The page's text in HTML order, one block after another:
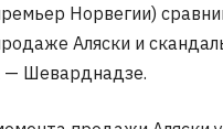
Норвегии)
Аляски и
— Шеварднадзе.